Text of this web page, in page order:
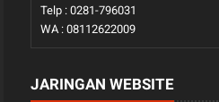
Telp : 0281-796031
WA : 08112622009
JARINGAN WEBSITE